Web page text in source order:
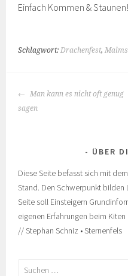
Einfach Kommen & Staunen!
Schlagwort:Drachenfest,
BEITRAGS-
NAVIGATION
Man kann es nicht oft genug
sagen
ÜBER
Diese Seite befasst sich mit
Stand. Den Schwerpunkt bilden
Seite soll Einsteigern
eigenen Erfahrungen beim
// Stephan Schniz • Sternenfels
Suche